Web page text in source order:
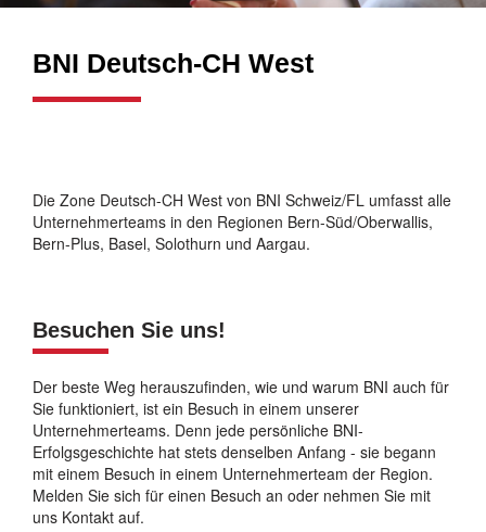
BNI Deutsch-CH West
Die Zone Deutsch-CH West von BNI Schweiz/FL umfasst alle
Unternehmerteams in den Regionen Bern-Süd/Oberwallis,
Bern-Plus, Basel, Solothurn und Aargau.
Besuchen Sie uns!
Der beste Weg herauszufinden, wie und warum BNI auch für
Sie funktioniert, ist ein Besuch in einem unserer
Unternehmerteams. Denn jede persönliche BNI-
Erfolgsgeschichte hat stets denselben Anfang - sie begann
mit einem Besuch in einem Unternehmerteam der Region.
Melden Sie sich für einen Besuch an oder nehmen Sie mit
uns Kontakt auf.